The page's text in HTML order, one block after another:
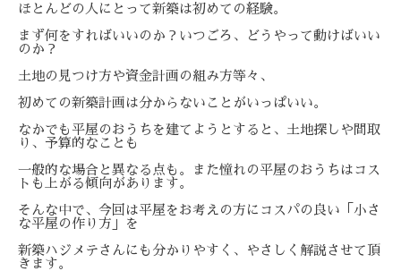
ほとんどの人にとって新築は初めての経験。
まず何をすればいいのか？いつごろ、どうやって動けばいい
のか？
土地の見つけ方や資金計画の組み方等々、
初めての新築計画は分からないことがいっぱいい。
なかでも平屋のおうちを建てようとすると、土地探しや間取
り、 予算的なことも
一般的な場合と異なる点も。
また憧れの平屋のおうちはコス
トも上がる傾向があります。
そんな中で、今回は平屋をお考えの方にコスパの良い「 小さ
な平屋の作り方」を
新築ハジメテさんにも分かりやすく、
やさしく解説させて頂
きます。